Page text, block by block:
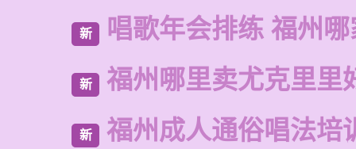
新 唱歌年会排练 福州
新 福州哪里卖尤克里里
新 福州成人通俗唱法培